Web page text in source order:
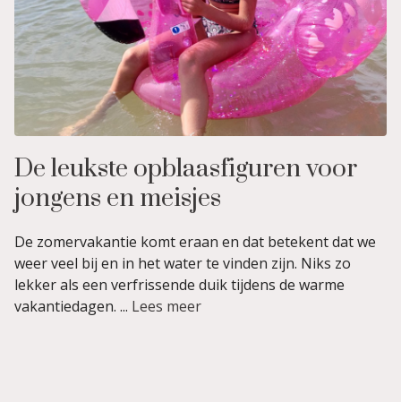
De leukste opblaasfiguren voor
jongens en meisjes
De zomervakantie komt eraan en dat betekent dat we
weer veel bij en in het water te vinden zijn. Niks zo
lekker als een verfrissende duik tijdens de warme
vakantiedagen. ... Lees meer